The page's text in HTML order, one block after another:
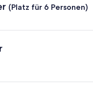
(Platz für 6 Personen)